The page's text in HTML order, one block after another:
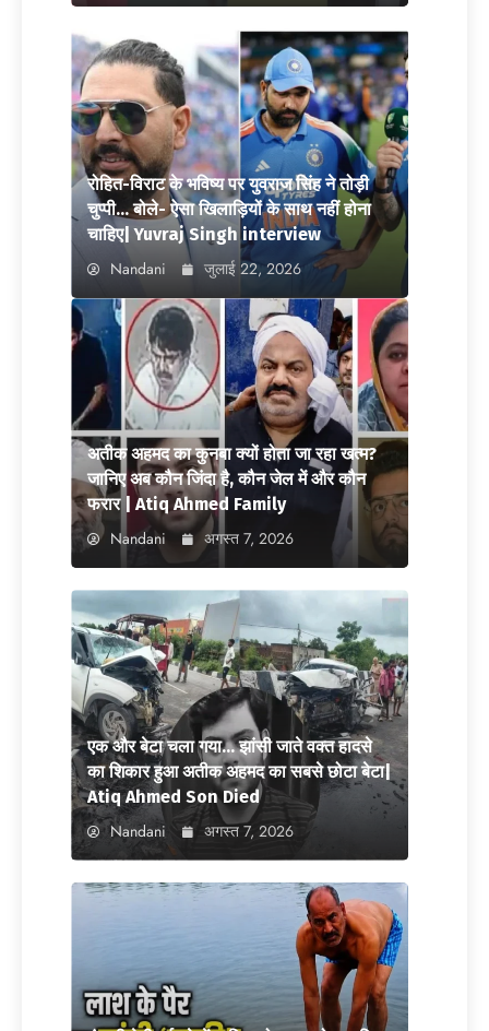
रोहित-विराट के भविष्य पर युवराज सिंह ने तोड़ी
चुप्पी… बोले- ऐसा खिलाड़ियों के साथ नहीं होना
चाहिए| Yuvraj Singh interview
Nandani जुलाई 22, 2026
अतीक अहमद का कुनबा क्यों होता जा रहा खत्म?
जानिए अब कौन जिंदा है, कौन जेल में और कौन
फरार | Atiq Ahmed Family
Nandani अगस्त 7, 2026
एक और बेटा चला गया… झांसी जाते वक्त हादसे
का शिकार हुआ अतीक अहमद का सबसे छोटा बेटा|
Atiq Ahmed Son Died
Nandani अगस्त 7, 2026